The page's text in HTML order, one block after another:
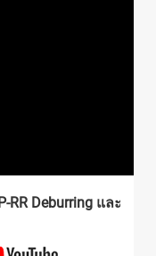
วด
RR Deburring และเครื่